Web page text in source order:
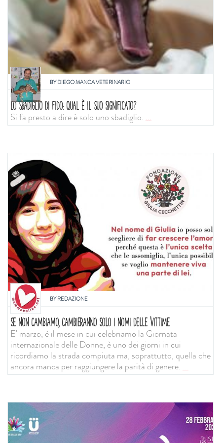
BYDIEGO MANCA VETERINARIO
LO SBADIGLIO DI FIDO: QUAL È IL SUO SIGNIFICATO?
Si fa presto a dire è solo uno sbadiglio....
BYREDAZIONE
SE NON CAMBIAMO, CAMBIERANNO SOLO I NOMI DELLE VITTIME
E' marzo, è il mese in cui celebriamo la Giornata
internazionale delle Donne, è uno dei giorni in cui
ricordiamo la strada compiuta ma, soprattutto, quella che
ancora manca per raggiungere la parità di genere. ...